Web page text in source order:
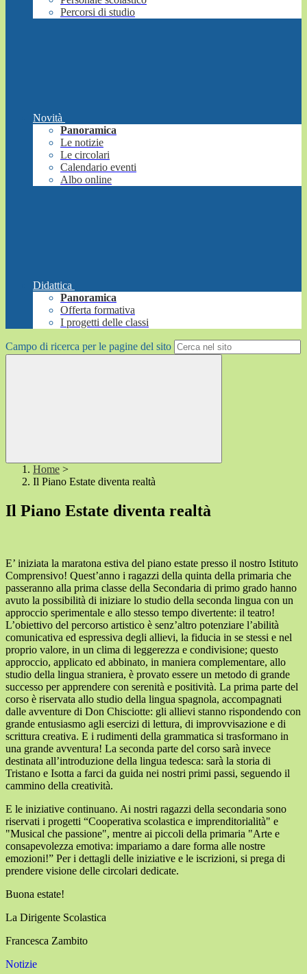
Percorsi di studio
Novità
Panoramica
Le notizie
Le circolari
Calendario eventi
Albo online
Didattica
Panoramica
Offerta formativa
I progetti delle classi
Campo di ricerca per le pagine del sito
Home >
Il Piano Estate diventa realtà
Il Piano Estate diventa realtà
E’ iniziata la maratona estiva del piano estate presso il nostro Istituto
Comprensivo! Quest’anno i ragazzi della quinta della primaria che
passeranno alla prima classe della Secondaria di primo grado hanno
avuto la possibilità di iniziare lo studio della seconda lingua con un
approccio sperimentale e allo stesso tempo divertente: il teatro!
L’obiettivo del percorso artistico è senz’altro potenziare l’abilità
comunicativa ed espressiva degli allievi, la fiducia in se stessi e nel
proprio valore, in un clima di leggerezza e condivisione; questo
approccio, applicato ed abbinato, in maniera complementare, allo
studio della lingua straniera, è provato essere un metodo di grande
successo per apprendere con serenità e positività. La prima parte del
corso è riservata allo studio della lingua spagnola, accompagnati
dalle avventure di Don Chisciotte: gli allievi stanno rispondendo con
grande entusiasmo agli esercizi di lettura, di improvvisazione e di
scrittura creativa. E i rudimenti della grammatica si trasformano in
una grande avventura! La seconda parte del corso sarà invece
destinata all’introduzione della lingua tedesca: sarà la storia di
Tristano e Isotta a farci da guida nei nostri primi passi, seguendo il
cammino della creatività.
E le iniziative continuano. Ai nostri ragazzi della secondaria sono
riservati i progetti “Cooperativa scolastica e imprenditorialità" e
"Musical che passione", mentre ai piccoli della primaria "Arte e
consapevolezza emotiva: impariamo a dare forma alle nostre
emozioni!” Per i dettagli delle iniziative e le iscrizioni, si prega di
prendere visione delle circolari dedicate.
Buona estate!
La Dirigente Scolastica
Francesca Zambito
Notizie